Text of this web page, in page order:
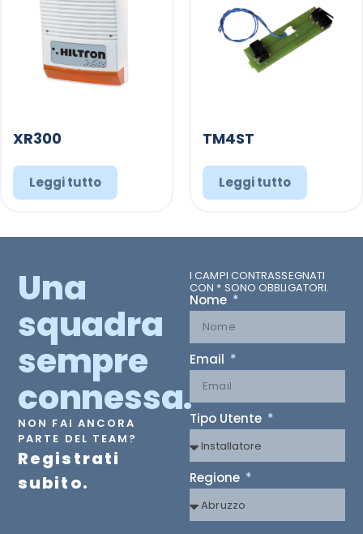
XR300
Leggi tutto
TM4ST
Leggi tutto
Una
squadra
sempre
connessa.
NON FAI ANCORA
PARTE DEL TEAM?
Registrati
subito.
I CAMPI CONTRASSEGNATI
CON * SONO OBBLIGATORI.
Nome
Email
Tipo Utente
Regione